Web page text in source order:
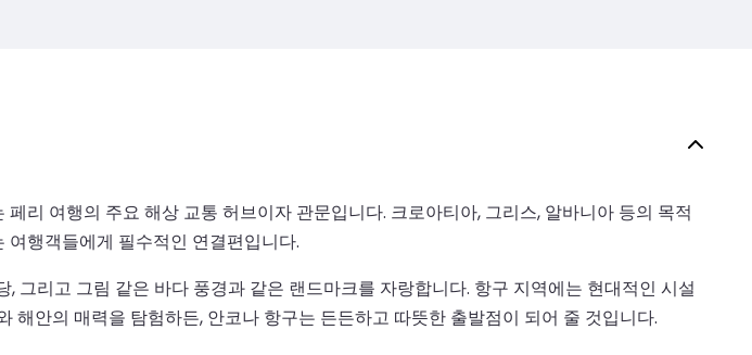
리 여행의 주요 해상 교통 허브이자 관문입니다. 크로아티아, 그리스, 알바니아 등의 목적
행객들에게 필수적인 연결편입니다.
리고 그림 같은 바다 풍경과 같은 랜드마크를 자랑합니다. 항구 지역에는 현대적인 시설
안의 매력을 탐험하든, 안코나 항구는 든든하고 따뜻한 출발점이 되어 줄 것입니다.